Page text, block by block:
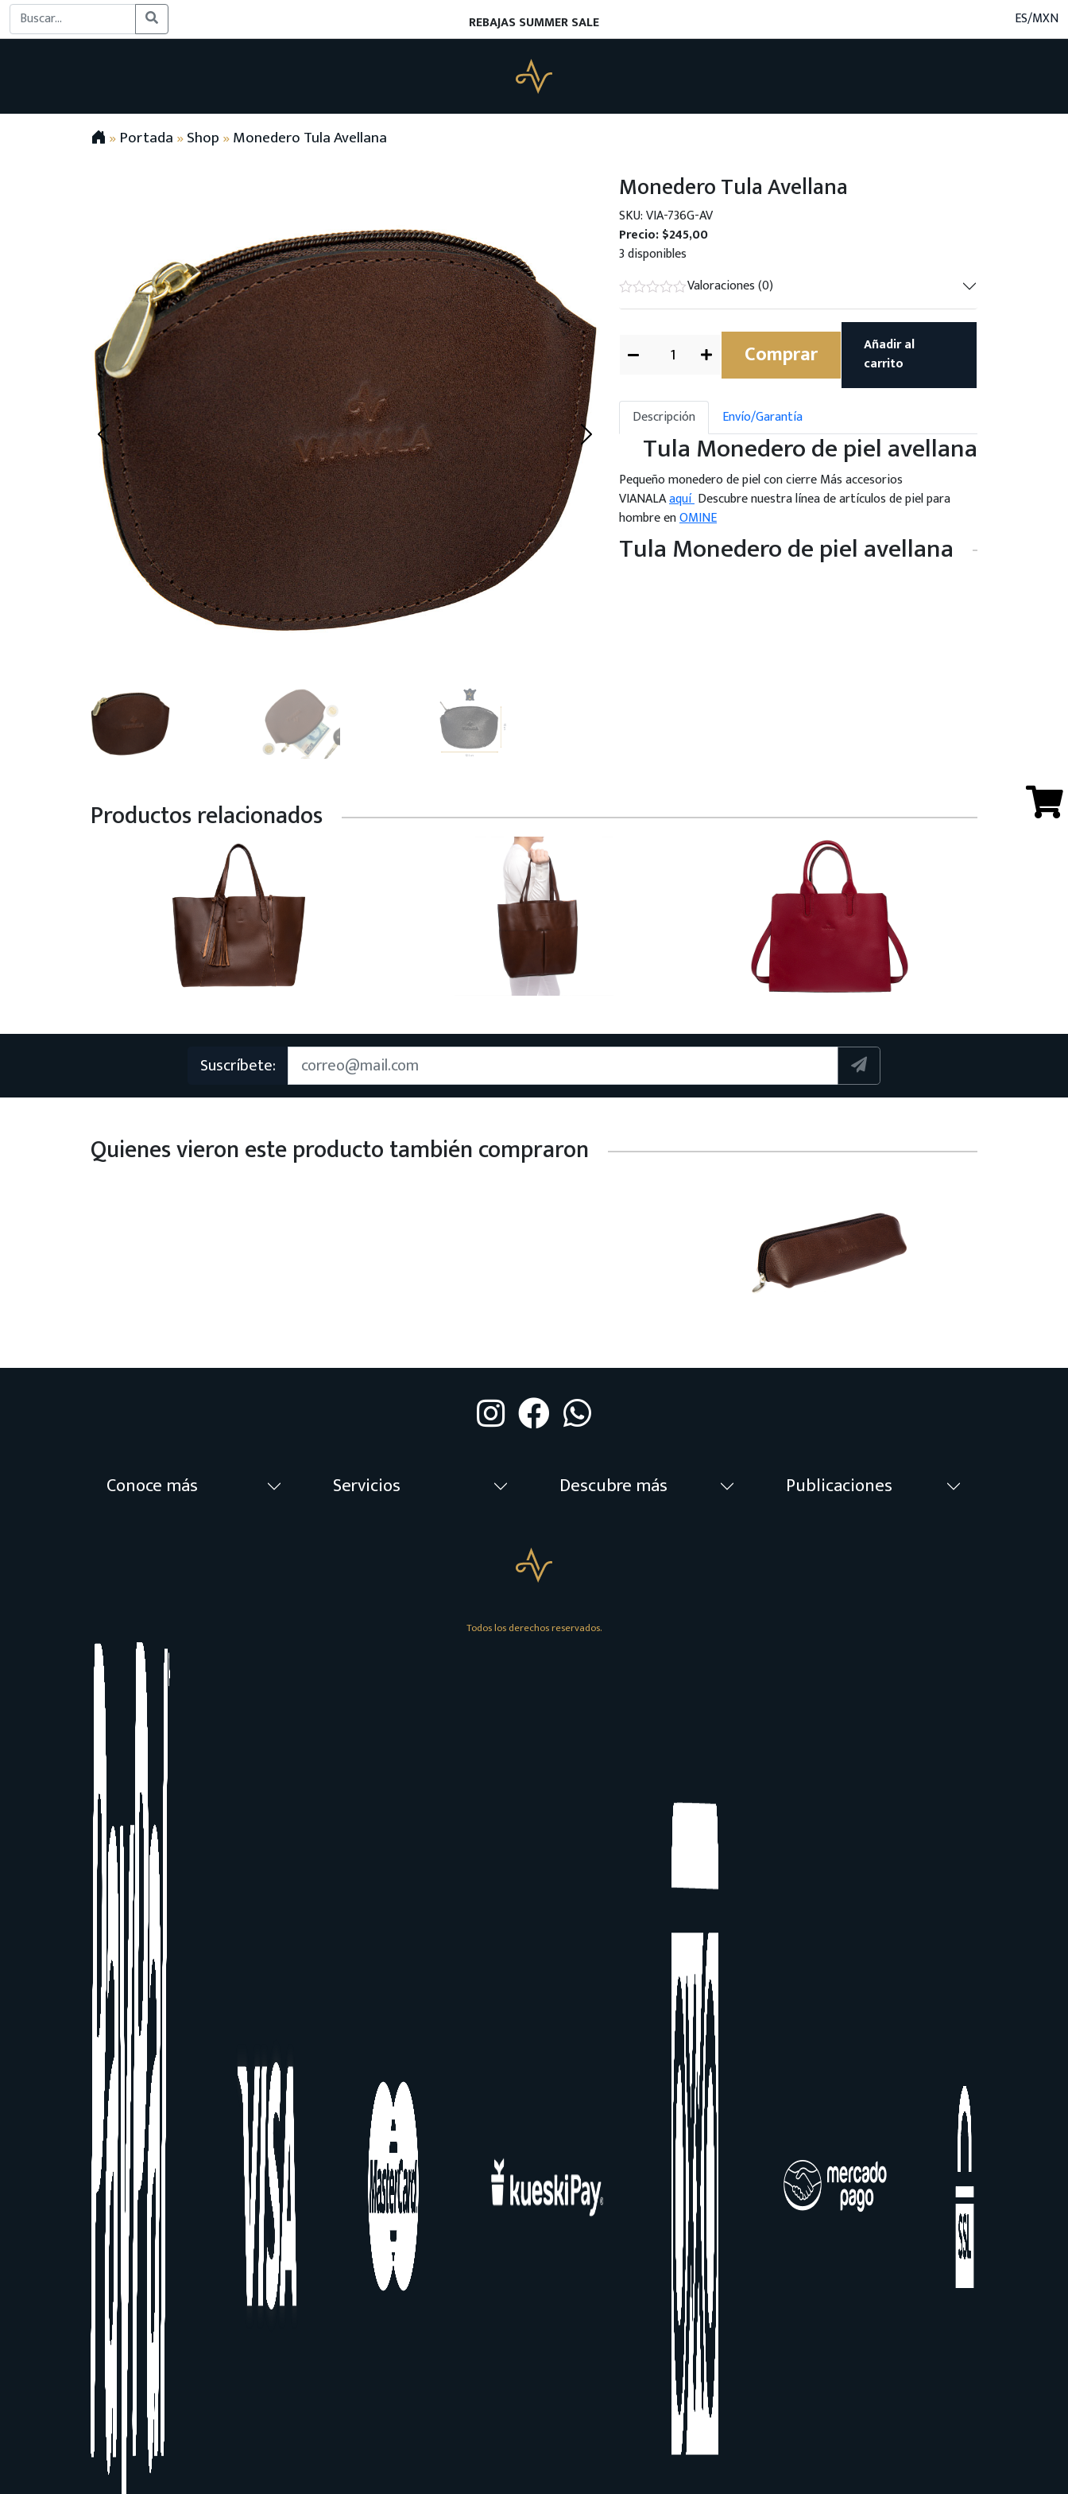
REBAJAS SUMMER SALE ES/MXN
»Portada»Shop»Monedero Tula Avellana
Monedero Tula Avellana
SKU: VIA-736G-AV
Precio:$245,00
3 disponibles
Valoraciones (0)
Comprar
Añadir al
carrito
Descripción Envío/Garantía
Tula Monedero de piel avellana
Pequeño monedero de piel con cierre Más accesorios
VIANALAaquíDescubre nuestra línea de artículos de piel para
hombre enOMINE
Tula Monedero de piel avellana
Productos relacionados
Suscríbete:
Quienes vieron este producto también compraron
Conoce más Servicios Descubre más Publicaciones
Todos los derechos reservados.